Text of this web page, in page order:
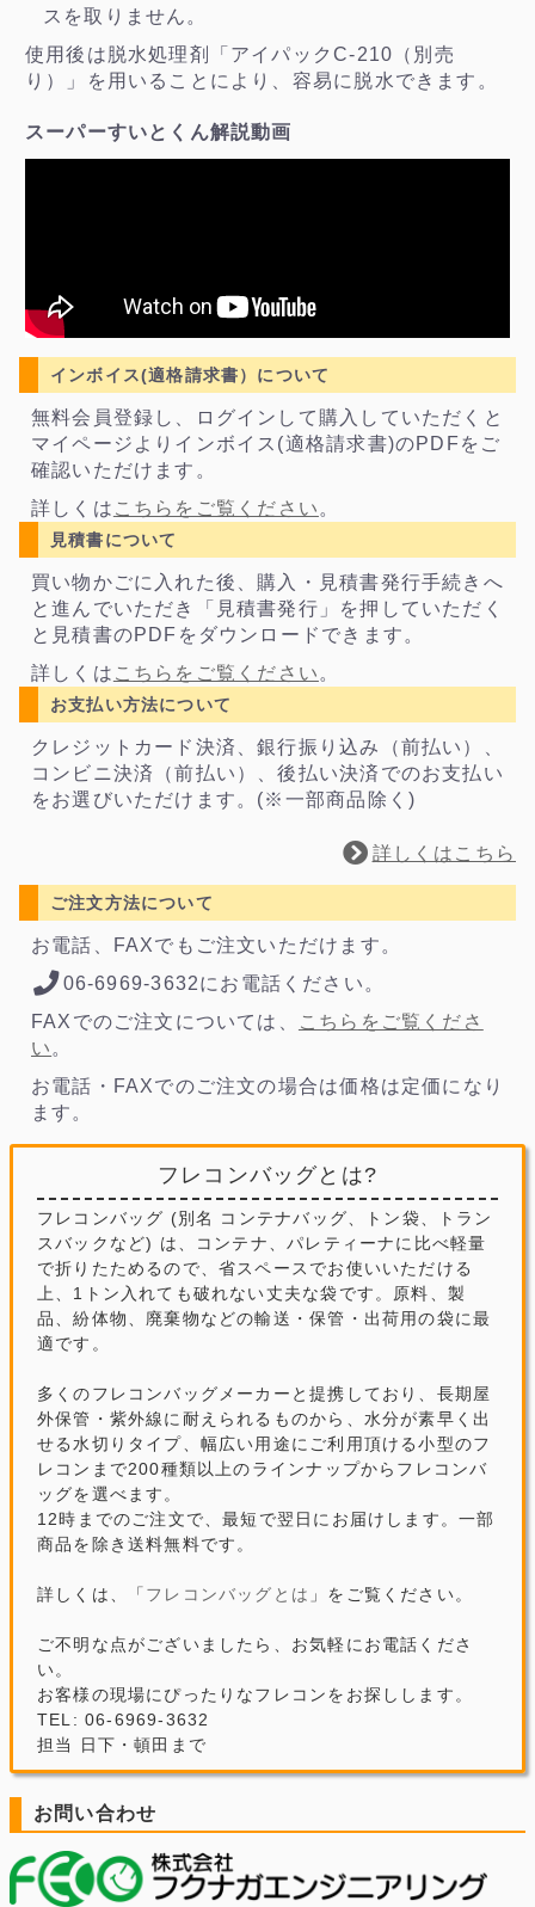
スを取りません。
使用後は脱水処理剤「アイパックC-210（別売
り）」を用いることにより、容易に脱水できます。
スーパーすいとくん解説動画
インボイス(適格請求書）について
無料会員登録し、ログインして購入していただくと
マイページよりインボイス(適格請求書)のPDFをご
確認いただけます。
詳しくは こちらをご覧ください 。
見積書について
買い物かごに入れた後、購入・見積書発行手続きへ
と進んでいただき「見積書発行」を押していただく
と見積書のPDFをダウンロードできます。
詳しくは こちらをご覧ください 。
お支払い方法について
クレジットカード決済、銀行振り込み（前払い）、
コンビニ決済（前払い）、後払い決済でのお支払い
をお選びいただけます。(※一部商品除く)
詳しくはこちら
ご注文方法について
お電話、FAXでもご注文いただけます。
06-6969-3632にお電話ください。
FAXでのご注文については、
こちらをご覧くださ
い 。
お電話・FAXでのご注文の場合は価格は定価になり
ます。
フレコンバッグとは?
フレコンバッグ (別名 コンテナバッグ、トン袋、トラン
スバックなど) は、コンテナ、パレティーナに比べ軽量
で折りたためるので、省スペースでお使いいただける
上、1トン入れても破れない丈夫な袋です。原料、製
品、紛体物、廃棄物などの輸送・保管・出荷用の袋に最
適です。
多くのフレコンバッグメーカーと提携しており、長期屋
外保管・紫外線に耐えられるものから、水分が素早く出
せる水切りタイプ、幅広い用途にご利用頂ける小型のフ
レコンまで200種類以上のラインナップからフレコンバ
ッグを選べます。
12時までのご注文で、最短で翌日にお届けします。一部
商品を除き送料無料です。
詳しくは、「 フレコンバッグとは 」をご覧ください。
ご不明な点がございましたら、お気軽にお電話くださ
い。
お客様の現場にぴったりなフレコンをお探しします。
TEL: 06-6969-3632
担当 日下・頓田まで
お問い合わせ